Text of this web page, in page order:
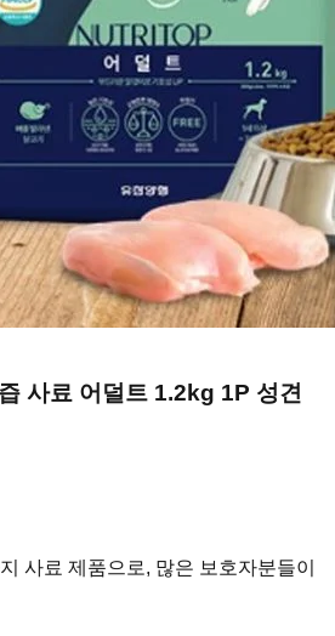
사료 어덜트 1.2kg 1P 성견
사료 제품으로, 많은 보호자분들이